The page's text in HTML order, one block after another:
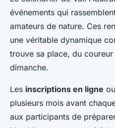
événements qui
amateurs de nature. Ces
une véritable dynamique
trouve sa place, du
dimanche.
Les inscriptions en ligne
plusieurs mois avant
aux participants de